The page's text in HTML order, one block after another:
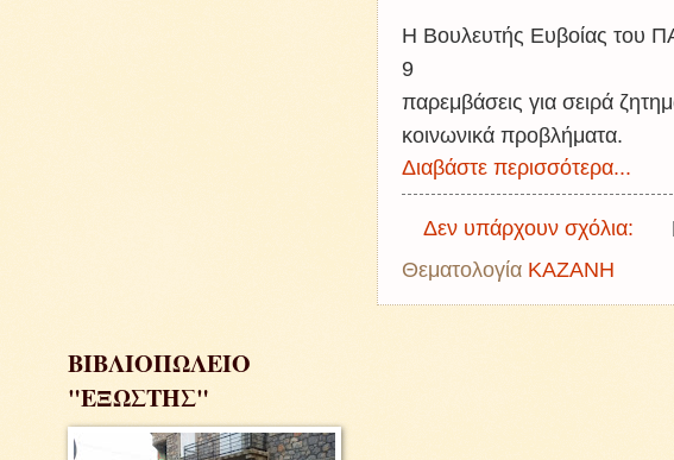
Η Βουλευτής Ευβοίας του
9
παρεμβάσεις για σειρά
κοινωνικά προβλήματα.
Διαβάστε περισσότερα...
Δεν υπάρχουν σχόλια:
Θεματολογία ΚΑΖΑΝΗ
ΒΙΒΛΙΟΠΩΛΕΙΟ
"ΕΞΩΣΤΗΣ"